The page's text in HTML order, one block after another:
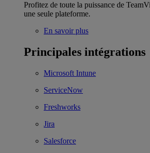
Profitez de toute la puissance de
une seule plateforme.
En savoir plus
Principales intégrations
Microsoft Intune
ServiceNow
Freshworks
Jira
Salesforce